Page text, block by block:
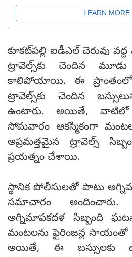
కూకట్‌పల్లి ఐడీఎల్ చెరువు
ట్రావెల్స్‌కు చెందిన
కాలిపోయాయి. ఈ ప్రాంతంలో
ట్రావెల్స్‌కు చెందిన
ఉంటారు. అయితే, వాటిలో
సోమవారం ఆకస్మికంగా
అప్రమత్తమైన ట్రావెల్స్
ప్రయత్నం చేశాయి.
స్థానిక పోలీసులతో పాటు
సమాచారం అందించారు.
అగ్నిమాపకదళ సిబ్బంది
మంటలను ఫైరింజన్ల
అయితే, ఈ బస్సులకు